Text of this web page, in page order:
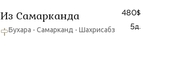
Из Самарканда
Бухара - Самарканд - Шахрисабз
480$
5д.